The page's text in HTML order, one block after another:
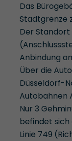
Das
Stadtgrenze
Der
Anbindung
Über die
Düsseldorf-
Autobahnen
Nur 3
befindet sich
Linie 749